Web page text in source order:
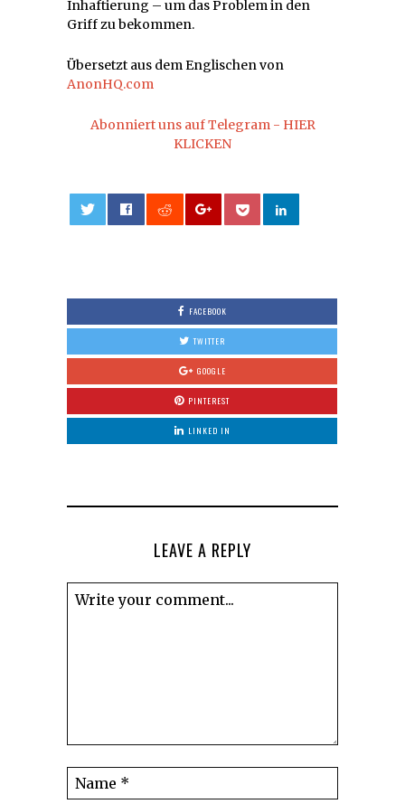
Inhaftierung – um das Problem in den
Griff zu bekommen.
Übersetzt aus dem Englischen von
AnonHQ.com
Abonniert uns auf Telegram - HIER
KLICKEN
FACEBOOK
TWITTER
GOOGLE
PINTEREST
LINKED IN
LEAVE A REPLY